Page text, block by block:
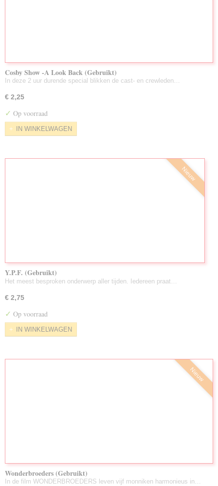
Cosby Show -A Look Back (Gebruikt)
In deze 2 uur durende special blikken de cast- en crewleden…
€ 2,25
✓ Op voorraad
IN WINKELWAGEN
Nieuw
Y.P.F. (Gebruikt)
Het meest besproken onderwerp aller tijden. Iedereen praat…
€ 2,75
✓ Op voorraad
IN WINKELWAGEN
Nieuw
Wonderbroeders (Gebruikt)
In de film WONDERBROEDERS leven vijf monniken harmonieus in…